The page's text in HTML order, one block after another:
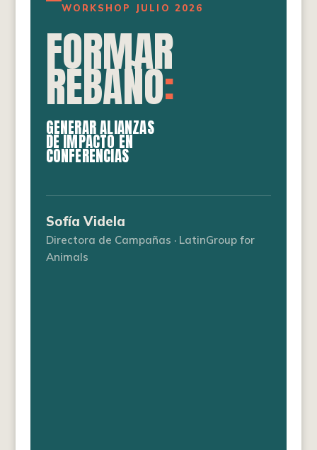
WORKSHOP JULIO 2026
FORMAR
REBAÑO:
GENERAR ALIANZAS
DE IMPACTO EN
CONFERENCIAS
Sofía Videla
Directora de Campañas · LatinGroup for
Animals